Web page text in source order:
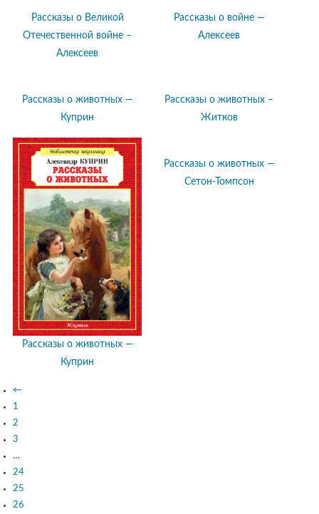
Рассказы о Великой
Отечественной войне –
Алексеев
Рассказы о войне —
Алексеев
Рассказы о животных —
Куприн
Рассказы о животных –
Житков
Рассказы о животных —
Куприн
Рассказы о животных —
Сетон-Томпсон
←
1
2
3
…
24
25
26